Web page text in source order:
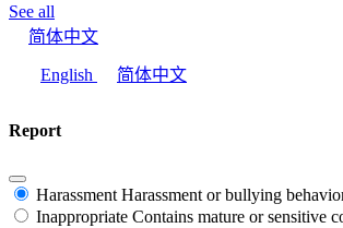
See all
简体中文
English 简体中文
Report
Harassment Harassment or bullying
Inappropriate Contains mature or sensitive